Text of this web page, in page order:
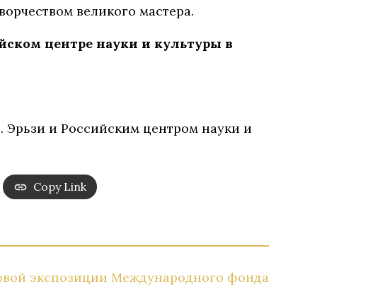
великого мастера.
центре науки и культуры в
и Российским центром науки и
Copy Link
экспозиции Международного фонда